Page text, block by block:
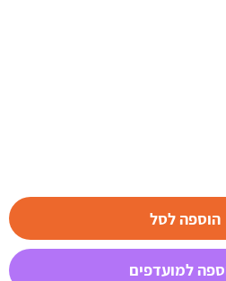
הוספה לסל
למועדפים